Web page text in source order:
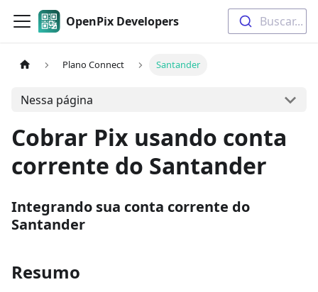
OpenPix Developers Buscar...
Plano Connect Santander
Nessa página
Cobrar Pix usando conta
corrente do Santander
Integrando sua conta corrente do
Santander
Resumo